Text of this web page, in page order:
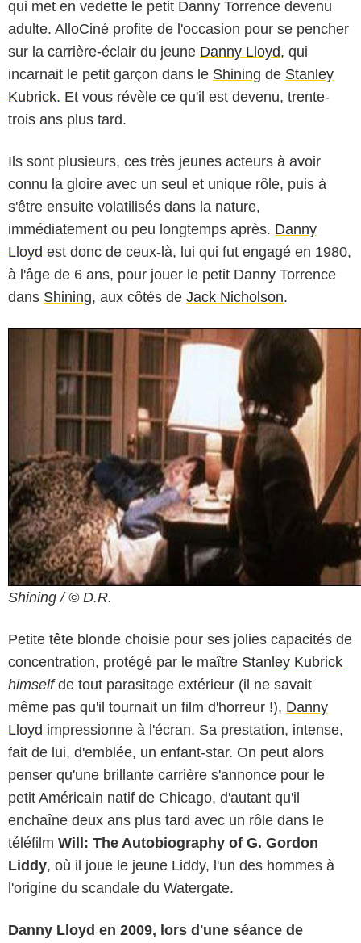
qui met en vedette le petit Danny Torrence devenu
adulte. AlloCiné profite de l'occasion pour se pencher
sur la carrière-éclair du jeune Danny Lloyd, qui
incarnait le petit garçon dans le Shining de Stanley
Kubrick. Et vous révèle ce qu'il est devenu, trente-
trois ans plus tard.
Ils sont plusieurs, ces très jeunes acteurs à avoir
connu la gloire avec un seul et unique rôle, puis à
s'être ensuite volatilisés dans la nature,
immédiatement ou peu longtemps après. Danny
Lloyd est donc de ceux-là, lui qui fut engagé en 1980,
à l'âge de 6 ans, pour jouer le petit Danny Torrence
dans Shining, aux côtés de Jack Nicholson.
Shining / © D.R.
Petite tête blonde choisie pour ses jolies capacités de
concentration, protégé par le maître Stanley Kubrick
himselfde tout parasitage extérieur (il ne savait
même pas qu'il tournait un film d'horreur !), Danny
Lloyd impressionne à l'écran. Sa prestation, intense,
fait de lui, d'emblée, un enfant-star. On peut alors
penser qu'une brillante carrière s'annonce pour le
petit Américain natif de Chicago, d'autant qu'il
enchaîne deux ans plus tard avec un rôle dans le
téléfilm Will: The Autobiography of G. Gordon
Liddy, où il joue le jeune Liddy, l'un des hommes à
l'origine du scandale du Watergate.
Danny Lloyd en 2009, lors d'une séance de